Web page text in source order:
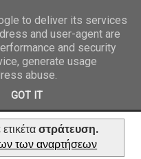
NET
στράτευση.
των αναρτήσεων
to deliver its services
and user-agent are
and security
generate usage
abuse.
GOT IT